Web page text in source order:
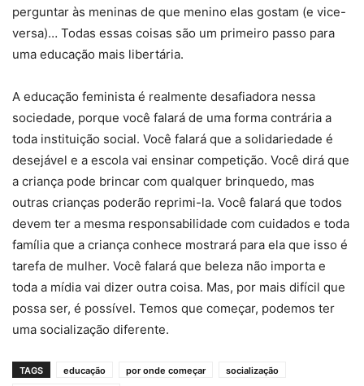
perguntar às meninas de que menino elas gostam (e vice-
versa)… Todas essas coisas são um primeiro passo para
uma educação mais libertária.
A educação feminista é realmente desafiadora nessa
sociedade, porque você falará de uma forma contrária a
toda instituição social. Você falará que a solidariedade é
desejável e a escola vai ensinar competição. Você dirá que
a criança pode brincar com qualquer brinquedo, mas
outras crianças poderão reprimi-la. Você falará que todos
devem ter a mesma responsabilidade com cuidados e toda
família que a criança conhece mostrará para ela que isso é
tarefa de mulher. Você falará que beleza não importa e
toda a mídia vai dizer outra coisa. Mas, por mais difícil que
possa ser, é possível. Temos que começar, podemos ter
uma socialização diferente.
TAGS educação por onde começar
socialização